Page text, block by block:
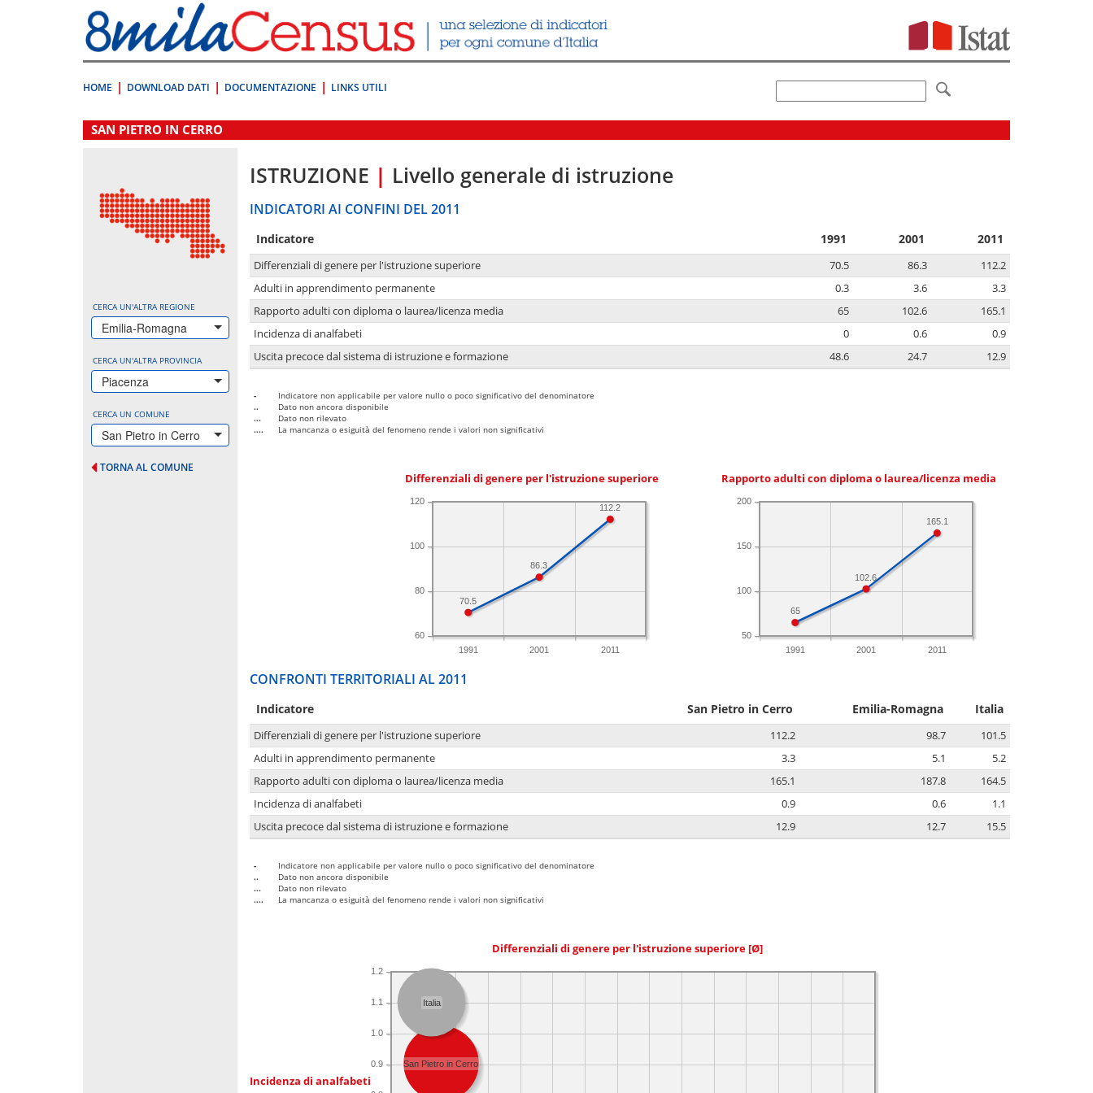
direttamente
a:
Contenuto
HOME DOWNLOAD DATI DOCUMENTAZIONE LINKS UTILI
.
SAN PIETRO IN CERRO
CERCA UN'ALTRA REGIONE
Emilia-Romagna
CERCA UN'ALTRA PROVINCIA
Piacenza
CERCA UN COMUNE
San Pietro in Cerro
TORNA AL COMUNE
ISTRUZIONE | Livello generale di istruzione
INDICATORI AI CONFINI DEL 2011
Indicatore 1991 2001 2011
Differenziali di genere per l'istruzione superiore 70.5 86.3
112.2
Adulti in apprendimento permanente
0.3 3.6
3.3
Rapporto adulti con diploma o laurea/licenza media
65 102.6
165.1
Incidenza di analfabeti
0 0.6
0.9
Uscita precoce dal sistema di istruzione e formazione
48.6 24.7 12.9
-
Indicatore non applicabile per valore nullo o poco significativo del denominatore
..
Dato non ancora disponibile
...
Dato non rilevato
....
La mancanza o esiguità del fenomeno rende i valori non significativi
Differenziali di genere per l'istruzione superiore
1991 2001 2011
60
80
100
120
112.2
86.3
70.5
Rapporto adulti con diploma o laurea/licenza media
1991 2001 2011
50
100
150
200
165.1
102.6
65
CONFRONTI TERRITORIALI AL 2011
Indicatore San Pietro in Cerro Emilia-Romagna Italia
Differenziali di genere per l'istruzione superiore 112.2 98.7
101.5
Adulti in apprendimento permanente
3.3 5.1
5.2
Rapporto adulti con diploma o laurea/licenza media
165.1 187.8
164.5
Incidenza di analfabeti
0.9 0.6
1.1
Uscita precoce dal sistema di istruzione e formazione
12.9 12.7 15.5
-
Indicatore non applicabile per valore nullo o poco significativo del denominatore
..
Dato non ancora disponibile
...
Dato non rilevato
....
La mancanza o esiguità del fenomeno rende i valori non significativi
Differenziali di genere per l'istruzione superiore [Ø]
Incidenza di analfabeti
0.9
1.0
1.1
1.2
San Pietro in Cerro
Italia